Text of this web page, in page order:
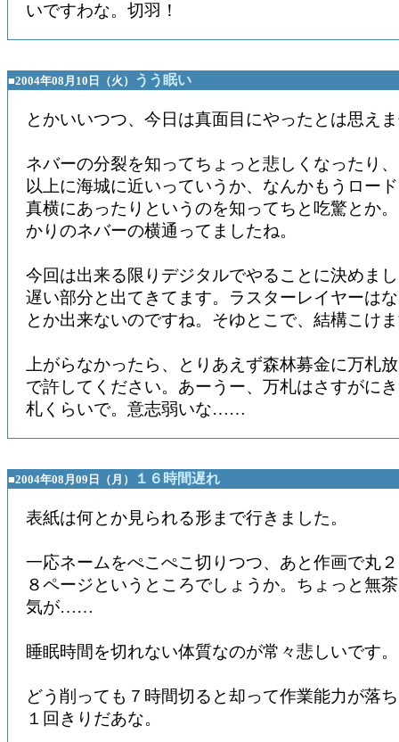
いですわな。切羽！
■2004年08月10日（火） うう眠い
とかいいつつ、今日は真面目にやったとは思え
ネバーの分裂を知ってちょっと悲しくなったり
以上に海城に近いっていうか、なんかもうロー
真横にあったりというのを知ってちと吃驚とか
かりのネバーの横通ってましたね。
今回は出来る限りデジタルでやることに決めま
遅い部分と出てきてます。ラスターレイヤーは
とか出来ないのですね。そゆとこで、結構こけ
上がらなかったら、とりあえず森林募金に万札
で許してください。あーうー、万札はさすがに
札くらいで。意志弱いな……
■2004年08月09日（月） １６時間遅れ
表紙は何とか見られる形まで行きました。
一応ネームをぺこぺこ切りつつ、あと作画で丸
８ページというところでしょうか。ちょっと無
気が……
睡眠時間を切れない体質なのが常々悲しいです。
どう削っても７時間切ると却って作業能力が落
１回きりだあな。